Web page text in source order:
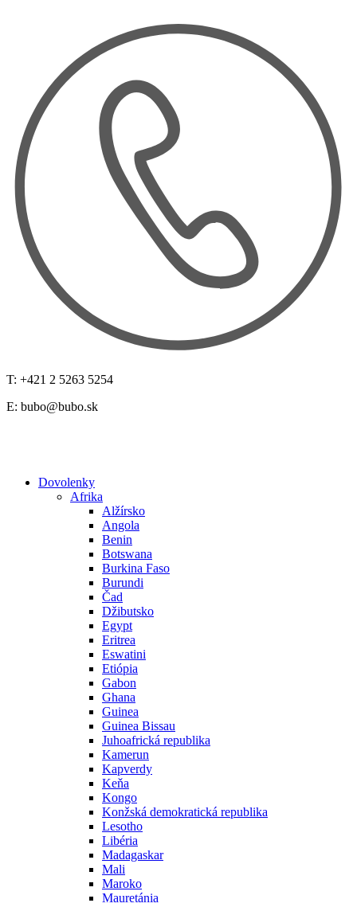
T: +421 2 5263 5254
E: bubo@bubo.sk
Dovolenky
Afrika
Alžírsko
Angola
Benin
Botswana
Burkina Faso
Burundi
Čad
Džibutsko
Egypt
Eritrea
Eswatini
Etiópia
Gabon
Ghana
Guinea
Guinea Bissau
Juhoafrická republika
Kamerun
Kapverdy
Keňa
Kongo
Konžská demokratická republika
Lesotho
Libéria
Madagaskar
Mali
Maroko
Mauretánia